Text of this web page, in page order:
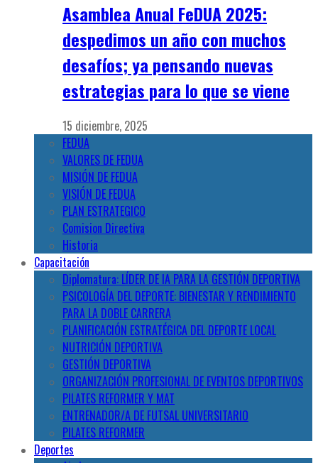
Asamblea Anual FeDUA 2025:
despedimos un año con muchos
desafíos; ya pensando nuevas
estrategias para lo que se viene
15 diciembre, 2025
FEDUA
VALORES DE FEDUA
MISIÓN DE FEDUA
VISIÓN DE FEDUA
PLAN ESTRATEGICO
Comision Directiva
Historia
Capacitación
Diplomatura: LÍDER DE IA PARA LA GESTIÓN DEPORTIVA
PSICOLOGÍA DEL DEPORTE: BIENESTAR Y RENDIMIENTO
PARA LA DOBLE CARRERA
PLANIFICACIÓN ESTRATÉGICA DEL DEPORTE LOCAL
NUTRICIÓN DEPORTIVA
GESTIÓN DEPORTIVA
ORGANIZACIÓN PROFESIONAL DE EVENTOS DEPORTIVOS
PILATES REFORMER Y MAT
ENTRENADOR/A DE FUTSAL UNIVERSITARIO
PILATES REFORMER
Deportes